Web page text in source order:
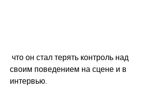
своим поведением на сцене и в
интервью.